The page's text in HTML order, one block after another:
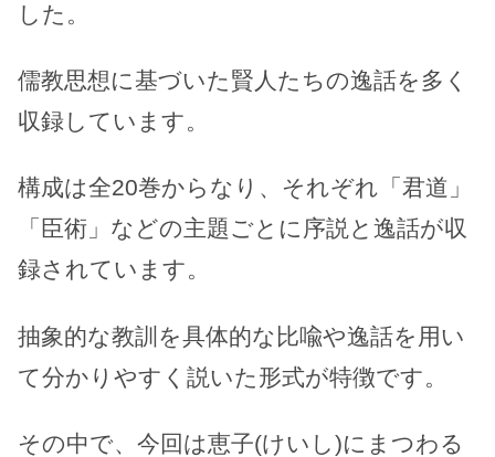
した。
儒教思想に基づいた賢人たちの逸話を多く
収録しています。
構成は全20巻からなり、それぞれ「君道」
「臣術」などの主題ごとに序説と逸話が収
録されています。
抽象的な教訓を具体的な比喩や逸話を用い
て分かりやすく説いた形式が特徴です。
その中で、今回は恵子(けいし)にまつわる